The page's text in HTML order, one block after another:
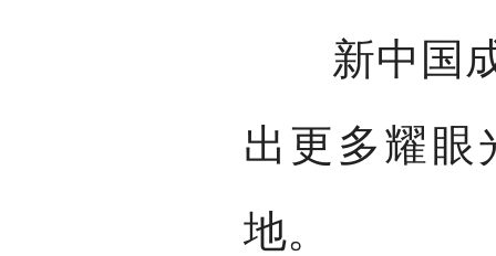
新中国成
出更多耀眼
地。